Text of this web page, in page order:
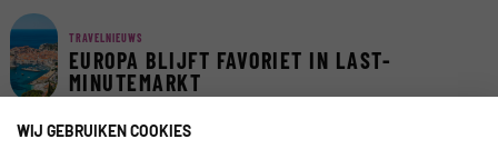
TRAVELNIEUWS
EUROPA BLIJFT FAVORIET IN LAST-
MINUTEMARKT
WIJ GEBRUIKEN COOKIES